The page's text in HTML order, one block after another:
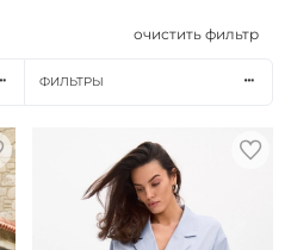
очистить фильтр
ФИЛЬТРЫ